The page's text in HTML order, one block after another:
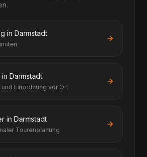
in Darmstadt
Darmstadt
Einordnung vor Ort
in Darmstadt
Tourenplanung